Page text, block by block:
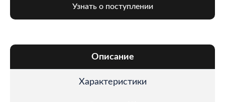
Узнать о поступлении
Описание
Характеристики